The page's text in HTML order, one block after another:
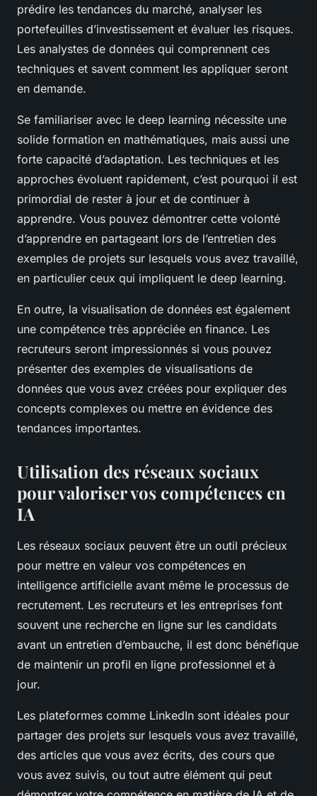
prédire les tendances du marché, analyser les
portefeuilles d’investissement et évaluer les risques.
Les analystes de données qui comprennent ces
techniques et savent comment les appliquer seront
en demande.
Se familiariser avec le deep learning nécessite une
solide formation en mathématiques, mais aussi une
forte capacité d’adaptation. Les techniques et les
approches évoluent rapidement, c’est pourquoi il est
primordial de rester à jour et de continuer à
apprendre. Vous pouvez démontrer cette volonté
d’apprendre en partageant lors de l’entretien des
exemples de projets sur lesquels vous avez travaillé,
en particulier ceux qui impliquent le deep learning.
En outre, la visualisation de données est également
une compétence très appréciée en finance. Les
recruteurs seront impressionnés si vous pouvez
présenter des exemples de visualisations de
données que vous avez créées pour expliquer des
concepts complexes ou mettre en évidence des
tendances importantes.
Utilisation des réseaux sociaux
pour valoriser vos compétences en
IA
Les réseaux sociaux peuvent être un outil précieux
pour mettre en valeur vos compétences en
intelligence artificielle avant même le processus de
recrutement. Les recruteurs et les entreprises font
souvent une recherche en ligne sur les candidats
avant un entretien d’embauche, il est donc bénéfique
de maintenir un profil en ligne professionnel et à
jour.
Les plateformes comme LinkedIn sont idéales pour
partager des projets sur lesquels vous avez travaillé,
des articles que vous avez écrits, des cours que
vous avez suivis, ou tout autre élément qui peut